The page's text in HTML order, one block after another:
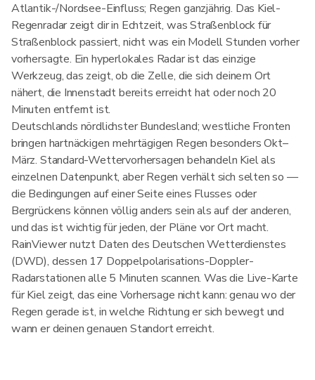
Atlantik-/Nordsee-Einfluss; Regen ganzjährig. Das Kiel-
Regenradar zeigt dir in Echtzeit, was Straßenblock für
Straßenblock passiert, nicht was ein Modell Stunden vorher
vorhersagte. Ein hyperlokales Radar ist das einzige
Werkzeug, das zeigt, ob die Zelle, die sich deinem Ort
nähert, die Innenstadt bereits erreicht hat oder noch 20
Minuten entfernt ist.
Deutschlands nördlichster Bundesland; westliche Fronten
bringen hartnäckigen mehrtägigen Regen besonders Okt–
März. Standard-Wettervorhersagen behandeln Kiel als
einzelnen Datenpunkt, aber Regen verhält sich selten so —
die Bedingungen auf einer Seite eines Flusses oder
Bergrückens können völlig anders sein als auf der anderen,
und das ist wichtig für jeden, der Pläne vor Ort macht.
RainViewer nutzt Daten des Deutschen Wetterdienstes
(DWD), dessen 17 Doppelpolarisations-Doppler-
Radarstationen alle 5 Minuten scannen. Was die Live-Karte
für Kiel zeigt, das eine Vorhersage nicht kann: genau wo der
Regen gerade ist, in welche Richtung er sich bewegt und
wann er deinen genauen Standort erreicht.